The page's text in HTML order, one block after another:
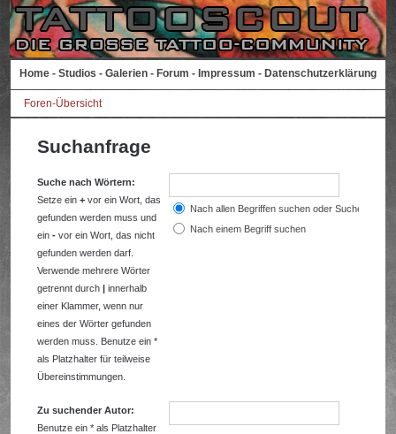
Home - Studios - Galerien - Forum - Impressum - Datenschutzerklärung
Foren-Übersicht
Suchanfrage
Suche nach Wörtern:
Setze ein+ vor ein Wort, das
gefunden werden muss und
ein- vor ein Wort, das nicht
gefunden werden darf.
Verwende mehrere Wörter
getrennt durch| innerhalb
einer Klammer, wenn nur
eines der Wörter gefunden
werden muss. Benutze ein *
als Platzhalter für teilweise
Übereinstimmungen.
Nach allen Begriffen suchen oder Suche wie
Nach einem Begriff suchen
Zu suchender Autor:
Benutze ein * als Platzhalter